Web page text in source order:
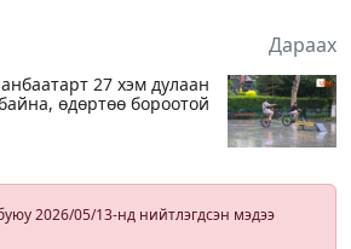
Дараах
27 хэм дулаан
өдөртөө бороотой
2026/05/13-нд нийтлэгдсэн мэдээ